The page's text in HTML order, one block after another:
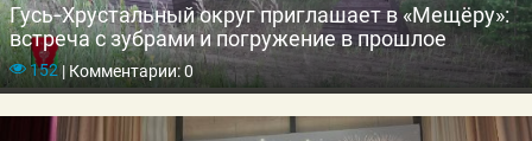
Гусь‑Хрустальный округ приглашает в «Мещёру»:
встреча с зубрами и погружение в прошлое
152|Комментарии: 0